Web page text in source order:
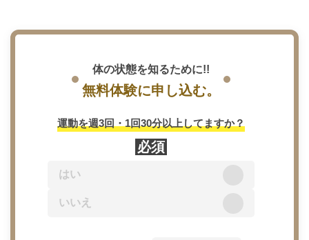
体の状態を知るために!!
無料体験に申し込む。
運動を週3回・1回30分以上してますか？
必須
はい
いいえ